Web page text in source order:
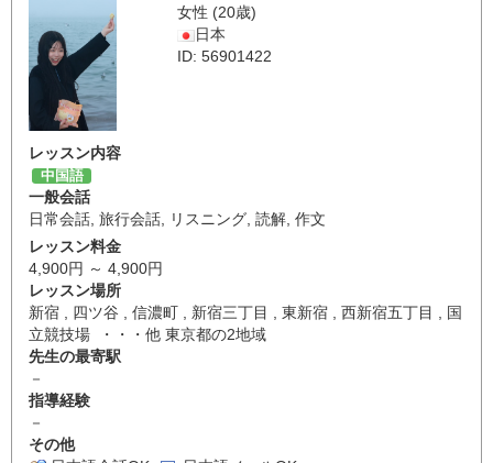
女性 (20歳)
日本
ID: 56901422
レッスン内容
中国語
一般会話
日常会話, 旅行会話, リスニング, 読解, 作文
レッスン料金
4,900円 ～ 4,900円
レッスン場所
新宿 , 四ツ谷 , 信濃町 , 新宿三丁目 , 東新宿 , 西新宿五丁目 , 国
立競技場 ・・・他 東京都の2地域
先生の最寄駅
－
指導経験
－
その他